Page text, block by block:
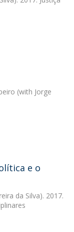
(with Jorge
e o
da Silva). 2017.